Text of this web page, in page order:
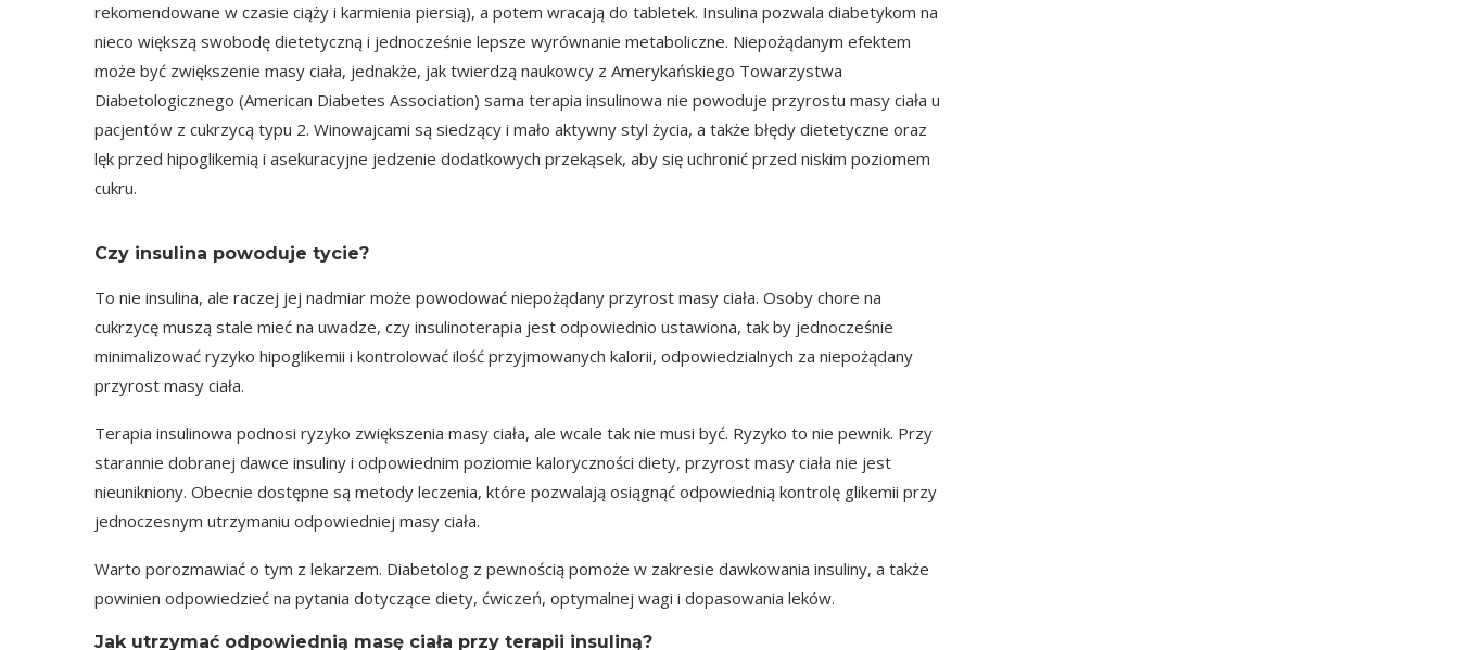
rekomendowane w czasie ciąży i karmienia piersią), a potem wracają do tabletek. Insulina pozwala diabetykom na
nieco większą swobodę dietetyczną i jednocześnie lepsze wyrównanie metaboliczne. Niepożądanym efektem
może być zwiększenie masy ciała, jednakże, jak twierdzą naukowcy z Amerykańskiego Towarzystwa
Diabetologicznego (American Diabetes Association) sama terapia insulinowa nie powoduje przyrostu masy ciała u
pacjentów z cukrzycą typu 2. Winowajcami są siedzący i mało aktywny styl życia, a także błędy dietetyczne oraz
lęk przed hipoglikemią i asekuracyjne jedzenie dodatkowych przekąsek, aby się uchronić przed niskim poziomem
cukru.
Czy insulina powoduje tycie?
To nie insulina, ale raczej jej nadmiar może powodować niepożądany przyrost masy ciała. Osoby chore na
cukrzycę muszą stale mieć na uwadze, czy insulinoterapia jest odpowiednio ustawiona, tak by jednocześnie
minimalizować ryzyko hipoglikemii i kontrolować ilość przyjmowanych kalorii, odpowiedzialnych za niepożądany
przyrost masy ciała.
Terapia insulinowa podnosi ryzyko zwiększenia masy ciała, ale wcale tak nie musi być. Ryzyko to nie pewnik. Przy
starannie dobranej dawce insuliny i odpowiednim poziomie kaloryczności diety, przyrost masy ciała nie jest
nieunikniony. Obecnie dostępne są metody leczenia, które pozwalają osiągnąć odpowiednią kontrolę glikemii przy
jednoczesnym utrzymaniu odpowiedniej masy ciała.
Warto porozmawiać o tym z lekarzem. Diabetolog z pewnością pomoże w zakresie dawkowania insuliny, a także
powinien odpowiedzieć na pytania dotyczące diety, ćwiczeń, optymalnej wagi i dopasowania leków.
Jak utrzymać odpowiednią masę ciała przy terapii insuliną?